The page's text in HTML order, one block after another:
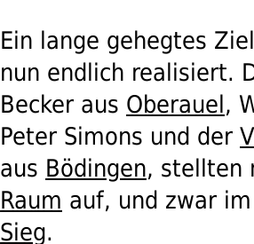
Ein lange gehegtes
nun endlich realisiert.
Becker aus Oberauel,
Peter Simons und der
aus Bödingen, stellten
Raum auf, und zwar
Sieg.